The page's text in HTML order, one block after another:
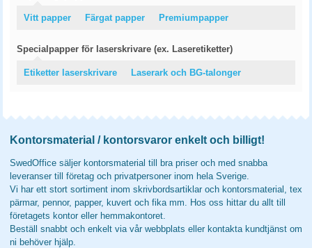
Vitt papper Färgat papper Premiumpapper
Specialpapper för laserskrivare (ex. Laseretiketter)
Etiketter laserskrivare Laserark och BG-talonger
Kontorsmaterial / kontorsvaror enkelt och billigt!
SwedOffice säljer kontorsmaterial till bra priser och med snabba
leveranser till företag och privatpersoner inom hela Sverige.
Vi har ett stort sortiment inom skrivbordsartiklar och kontorsmaterial, tex
pärmar, pennor, papper, kuvert och fika mm. Hos oss hittar du allt till
företagets kontor eller hemmakontoret.
Beställ snabbt och enkelt via vår webbplats eller kontakta kundtjänst om
ni behöver hjälp.